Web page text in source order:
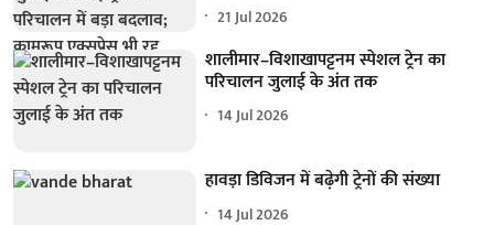
21 Jul 2026
शालीमार–विशाखापट्टनम स्पेशल ट्रेन का
परिचालन जुलाई के अंत तक
14 Jul 2026
हावड़ा डिविजन में बढ़ेगी ट्रेनों की संख्या
14 Jul 2026